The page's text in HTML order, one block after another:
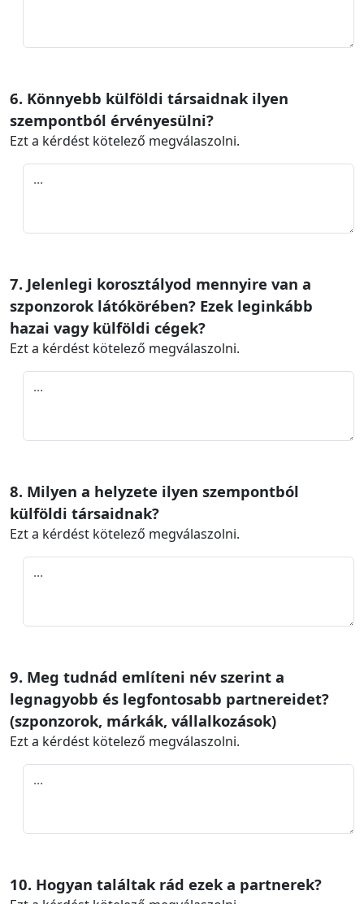
6. Könnyebb külföldi társaidnak ilyen
szempontból érvényesülni?
Ezt a kérdést kötelező megválaszolni.
7. Jelenlegi korosztályod mennyire van a
szponzorok látókörében? Ezek leginkább
hazai vagy külföldi cégek?
Ezt a kérdést kötelező megválaszolni.
8. Milyen a helyzete ilyen szempontból
külföldi társaidnak?
Ezt a kérdést kötelező megválaszolni.
9. Meg tudnád említeni név szerint a
legnagyobb és legfontosabb partnereidet?
(szponzorok, márkák, vállalkozások)
Ezt a kérdést kötelező megválaszolni.
10. Hogyan találtak rád ezek a partnerek?